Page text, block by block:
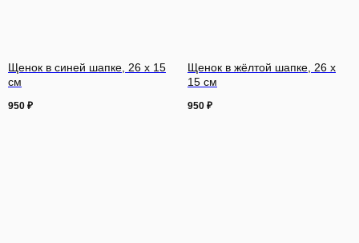
Щенок в синей шапке, 26 х 15
см
950 ₽
Щенок в жёлтой шапке, 26 х
15 см
950 ₽